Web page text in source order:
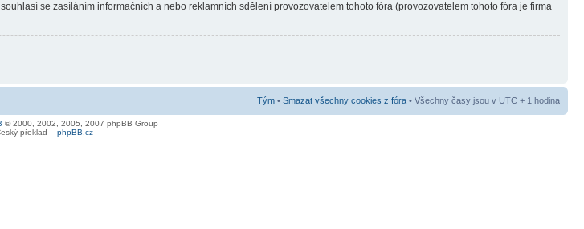
se zasíláním informačních a nebo reklamních sdělení provozovatelem tohoto fóra (provozovatelem tohoto fóra je firma
Tým • Smazat všechny cookies z fóra • Všechny časy jsou v UTC + 1 hodina
© 2000, 2002, 2005, 2007 phpBB Group
překlad – phpBB.cz